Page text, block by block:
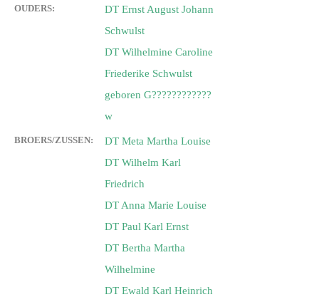
OUDERS:
DT Ernst August Johann
Schwulst
DT Wilhelmine Caroline
Friederike Schwulst
geboren G????????????
w
BROERS/ZUSSEN:
DT Meta Martha Louise
DT Wilhelm Karl
Friedrich
DT Anna Marie Louise
DT Paul Karl Ernst
DT Bertha Martha
Wilhelmine
DT Ewald Karl Heinrich